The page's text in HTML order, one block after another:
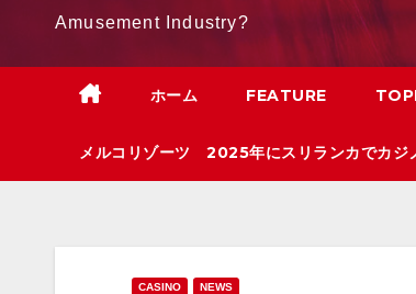
Amusement Industry?
ホーム FEATURE
メルコリゾーツ 2025年にスリランカでカジ
CASINO NEWS